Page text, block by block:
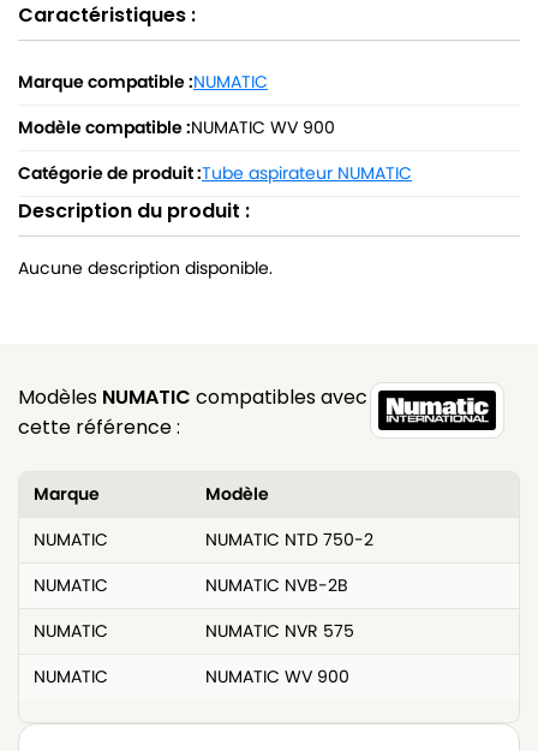
Caractéristiques :
Marque compatible :NUMATIC
Modèle compatible :NUMATIC WV 900
Catégorie de produit :Tube aspirateur NUMATIC
Description du produit :
Aucune description disponible.
Modèles NUMATIC compatibles avec
cette référence :
Marque
Modèle
NUMATIC
NUMATIC NTD 750-2
NUMATIC
NUMATIC NVB-2B
NUMATIC
NUMATIC NVR 575
NUMATIC
NUMATIC WV 900